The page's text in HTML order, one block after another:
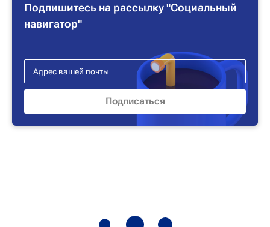
Подпишитесь на рассылку "Социальный
навигатор"